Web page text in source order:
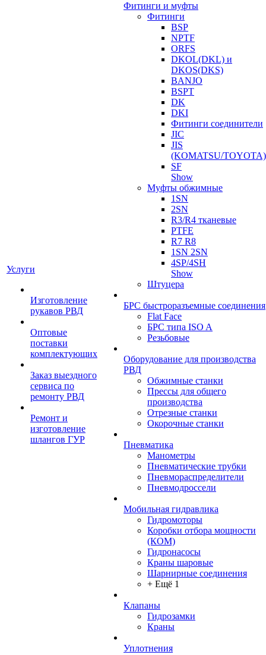
Услуги
Изготовление
рукавов РВД
Оптовые
поставки
комплектующих
Заказ выездного
сервиса по
ремонту РВД
Ремонт и
изготовление
шлангов ГУР
Фитинги и муфты
Фитинги
BSP
NPTF
ORFS
DKOL(DKL) и
DKOS(DKS)
BANJO
BSPT
DK
DKI
Фитинги соединители
JIC
JIS
(KOMATSU/TOYOTA)
SF
Show
Муфты обжимные
1SN
2SN
R3/R4 тканевые
PTFE
R7 R8
1SN 2SN
4SP/4SH
Show
Штуцера
БРС быстроразъемные соединения
Flat Face
БРС типа ISO A
Резьбовые
Оборудование для производства
РВД
Обжимные станки
Прессы для общего
производства
Отрезные станки
Окорочные станки
Пневматика
Манометры
Пневматические трубки
Пневмораспределители
Пневмодроссели
Мобильная гидравлика
Гидромоторы
Коробки отбора мощности
(КОМ)
Гидронасосы
Краны шаровые
Шарнирные соединения
+ Ещё 1
Клапаны
Гидрозамки
Краны
Уплотнения